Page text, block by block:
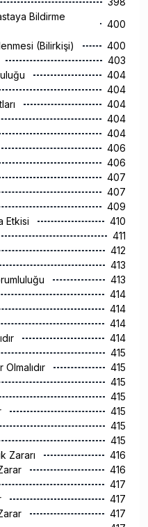
Bildirme
400
(Bilirkişi)
400
403
404
404
404
404
404
406
406
407
407
409
Etkisi
410
411
412
413
413
414
414
414
414
415
415
415
415
415
415
415
Zararı
416
416
417
417
417